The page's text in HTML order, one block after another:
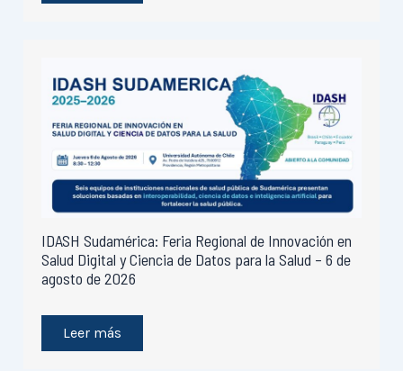
IDASH Sudamérica: Feria Regional de Innovación en
Salud Digital y Ciencia de Datos para la Salud – 6 de
agosto de 2026
Leer más